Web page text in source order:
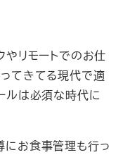
やリモートでのお仕
てきてる現代で適
ルは必須な時代に
にお食事管理も行っ